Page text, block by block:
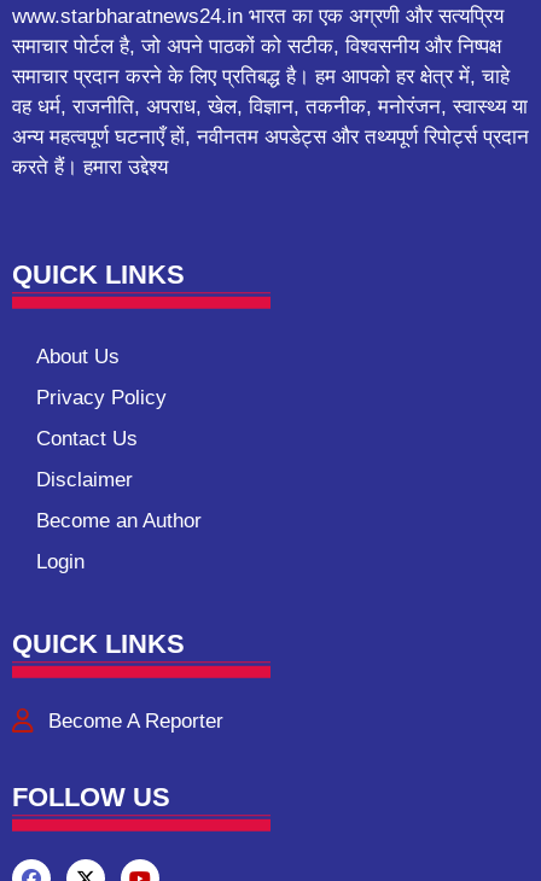
www.starbharatnews24.in भारत का एक अग्रणी और सत्यप्रिय
समाचार पोर्टल है, जो अपने पाठकों को सटीक, विश्वसनीय और निष्पक्ष
समाचार प्रदान करने के लिए प्रतिबद्ध है। हम आपको हर क्षेत्र में, चाहे
वह धर्म, राजनीति, अपराध, खेल, विज्ञान, तकनीक, मनोरंजन, स्वास्थ्य या
अन्य महत्वपूर्ण घटनाएँ हों, नवीनतम अपडेट्स और तथ्यपूर्ण रिपोर्ट्स प्रदान
करते हैं। हमारा उद्देश्य
QUICK LINKS
About Us
Privacy Policy
Contact Us
Disclaimer
Become an Author
Login
QUICK LINKS
Become A Reporter
FOLLOW US